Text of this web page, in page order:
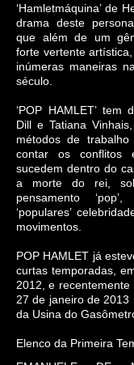
‘Hamletmáquina’ de
drama deste
que além de um
forte vertente
inúmeras maneiras
século.
‘POP HAMLET’ tem
Dill e Tatiana
métodos de
contar os conflitos
sucedem dentro do
a morte do rei,
pensamento
‘populares’
movimentos.
POP HAMLET já
curtas temporadas,
2012, e
27 de janeiro de
da Usina do
Elenco da Primeira